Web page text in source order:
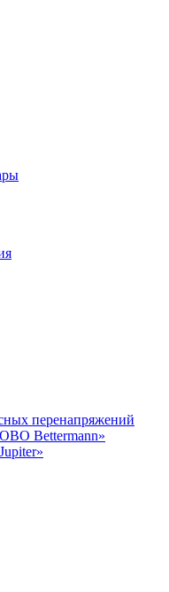
перенапряжений
Bettermann»